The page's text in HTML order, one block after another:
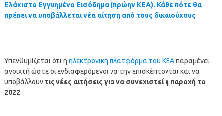
Ελάχιστο Εγγυημένο Εισόδημα (πρώην ΚΕΑ). Κάθε πότε θα
πρέπει να υποβάλλεται νέα αίτηση από τους δικαιούχους
Υπενθυμίζεται ότι η ηλεκτρονική πλατφόρμα του ΚΕΑπαραμένει
ανοιχτή ώστε οι ενδιαφερόμενοι να την επισκέπτονται και να
υποβάλλουν τις νέες αιτήσεις για να συνεχιστεί η παροχή το
2022